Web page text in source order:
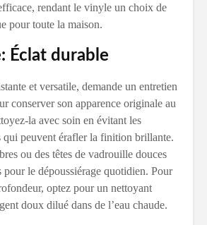
rendant le vinyle un choix de
pour toute la maison.
Éclat durable
et versatile, demande un entretien
conserver son apparence originale au
la avec soin en évitant les
qui peuvent érafler la finition brillante.
ou des têtes de vadrouille douces
pour le dépoussiérage quotidien. Pour
optez pour un nettoyant
doux dilué dans de l’eau chaude.